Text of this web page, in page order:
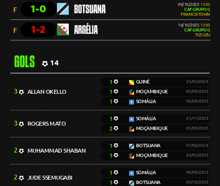
F 1-0 BOTSUANA 09/10/2025 13:00
CAF GRUPO G
FRANCISTOWN
F 1-2 ARGÉLIA 14/10/2025 13:00
CAF GRUPO G
TIZI UZU
GOLS 14
3 ALLAN OKELLO
1 GUINÉ 25/03/2025
1 MOÇAMBIQUE 05/09/2025
1 SOMÁLIA 08/09/2025
3 ROGERS MATO
1 SOMÁLIA 21/11/2023
2 MOÇAMBIQUE 05/09/2025
2 MUHAMMAD SHABAN
1 BOTSUANA 07/06/2024
1 MOÇAMBIQUE 20/03/2025
2 JUDE SSEMUGABI
1 SOMÁLIA 08/09/2025
1 BOTSUANA 09/10/2025